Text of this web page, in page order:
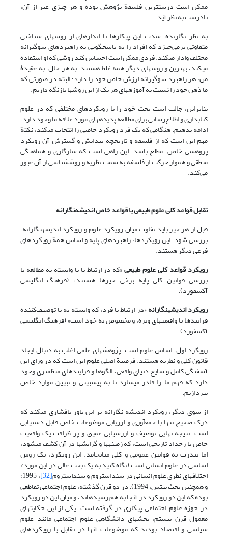
ممکن است درست­ترین فلسفة پژوهش بوده و هر چیزی غیر از آن،
نادرست به نظر آید.
به نظر نگارنده، شدت این پیکارها تا اندازه­ای از روشهای شناختی
متفاوتی برمی‌خیزد که افراد را به پاسخگویی به راهبردهای سوگیرانه
مختلف وادار می­کند. فردی ممکن است احساس کند روشی که او استفاده
می­کند، بهترین و روشهای دیگر همه غلط هستند. به هر حال، به عقیدۀ
من، هر راهبرد سوگیرانه ارزش خاص خود را دارد؛ البته در صورتی که
ما ذهن خود را نسبت به آموزه­های هر یک از این روشها بازنگه داریم.
بنابراین، جالب است بحث خود را با رویکردهای مختلفی که در علوم
کتابداری و اطلاع‌رسانی برای مطالعة پدیده­های مورد علاقه ما وجود دارد،
ادامه بدهیم. هنگامی که یک فرد رویکرد خاصی را انتخاب می­کند، نکتة
مهم این است که از فلسفه و تاریخچه پیدایش و گسترش آن رویکرد
پژوهشی خاص، مطلع باشد. این راهی است که سازگاری و هماهنگی
منطقی و هموار حرکت از فلسفه به سمت نظریه و روش­شناسی از آن عبور
می‌کند.
تقابل قواعد کلی علوم طبیعی با قواعد خاص اندیشه‌نگارانه
قبل از هر چیز باید تفاوت میان رویکرد علوم و رویکرد اندیشه­نگارانه،
بررسی شود. این رویکردها، راهبردهای پایه و اساس همة رویکردهای
فرعی دیگر هستند.
رویکرد قواعد کلی علوم طبیعی«که در ارتباط با یا وابسته به مطالعه یا
بررسی قوانین کلی پایه برخی چیزها هستند» (فرهنگ انگلیسی
آکسفورد).
رویکرد اندیشه­نگارانه«در ارتباط با فرد، که وابسته به یا توصیف‌کنندة
فرایندها یا واقعیتهای ویژه، و مخصوص به خود است» (فرهنگ انگلیسی
آکسفورد).
رویکرد اول، اساس علوم است. پژوهشهای علمی اغلب به دنبال ایجاد
قانون کلی و نظریه هستند. فرضیة اصلی علوم این است که در ورای این
آشفتگی کامل و شایع دنیای واقعی، الگوها و فرایندهای منظم­تری وجود
دارد که فهم ما را قادر می­سازد تا به پیش­بینی و تبیین موارد خاص
بپردازیم.
از سوی دیگر، رویکرد اندیشه نگارانه بر این باور پافشاری می­کند که
درک صحیح تنها با جمع­آوری و ارزیابی موضوعات خاص قابل دستیابی
است. نتیجه نهایی توصیف و ارزشیابی عمیق و پر ظرافت یک واقعیت
خاص یا رخداد تاریخی است، که زمینه­ها و گرایشها در آن کشف می­شود،
اما بندرت به قوانین عمومی و کلی می­انجامد. این رویکرد، یک روش
اساسی در علوم انسانی است (نگاه کنید به یک بحث عالی در این مورد/
اختلافهای نظری علوم انسانی در سنداستروم و سنداستروم[32] ، 1995؛
و همچنین بحث بیتس، 1994). در دو قرن گذشته، علوم اجتماعی تقاطعی
بوده که این دو رویکرد در آنجا به هم رسیده­اند، و میان این دو رویکرد
در حوزة علوم اجتماعی پیکاری در گرفته است. یکی از این حکایتهای
معمول قرن بیستم، بخشهای دانشگاهی علوم اجتماعی مانند علوم
سیاسی و اقتصاد بودند که موضوعات آنها در تقابل با رویکردهای